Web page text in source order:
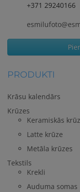
+371 29240166
PRODUKTI
Krāsu kalendārs
Krūzes
Keramiskās
Latte krūze
Metāla krūzes
Tekstils
Krekli
Auduma somas